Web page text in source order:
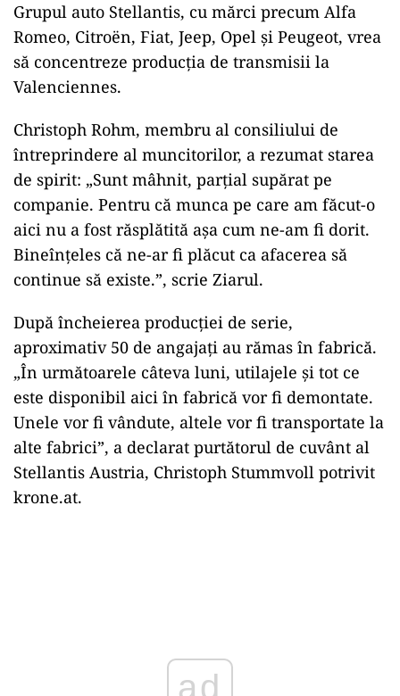
Grupul auto Stellantis, cu mărci precum Alfa
Romeo, Citroën, Fiat, Jeep, Opel și Peugeot, vrea
să concentreze producția de transmisii la
Valenciennes.
Christoph Rohm, membru al consiliului de
întreprindere al muncitorilor, a rezumat starea
de spirit: „Sunt mâhnit, parțial supărat pe
companie. Pentru că munca pe care am făcut-o
aici nu a fost răsplătită așa cum ne-am fi dorit.
Bineînțeles că ne-ar fi plăcut ca afacerea să
continue să existe.”, scrie Ziarul.
După încheierea producției de serie,
aproximativ 50 de angajați au rămas în fabrică.
„În următoarele câteva luni, utilajele și tot ce
este disponibil aici în fabrică vor fi demontate.
Unele vor fi vândute, altele vor fi transportate la
alte fabrici”, a declarat purtătorul de cuvânt al
Stellantis Austria, Christoph Stummvoll potrivit
krone.at.
ad